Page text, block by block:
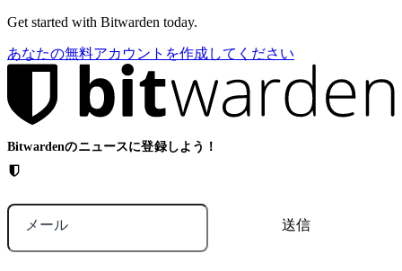
Get started with Bitwarden today.
あなたの無料アカウントを作成してください
Bitwardenのニュースに登録しよう！
メール